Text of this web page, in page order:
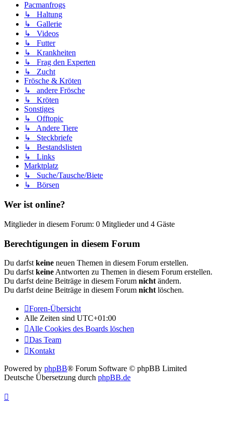
Pacmanfrogs
↳ Haltung
↳ Gallerie
↳ Videos
↳ Futter
↳ Krankheiten
↳ Frag den Experten
↳ Zucht
Frösche & Kröten
↳ andere Frösche
↳ Kröten
Sonstiges
↳ Offtopic
↳ Andere Tiere
↳ Steckbriefe
↳ Bestandslisten
↳ Links
Marktplatz
↳ Suche/Tausche/Biete
↳ Börsen
Wer ist online?
Mitglieder in diesem Forum: 0 Mitglieder und 4 Gäste
Berechtigungen in diesem Forum
Du darfst keine neuen Themen in diesem Forum erstellen.
Du darfst keine Antworten zu Themen in diesem Forum erstellen.
Du darfst deine Beiträge in diesem Forum nicht ändern.
Du darfst deine Beiträge in diesem Forum nicht löschen.
Foren-Übersicht
Alle Zeiten sind UTC+01:00
Alle Cookies des Boards löschen
Das Team
Kontakt
Powered by phpBB® Forum Software © phpBB Limited
Deutsche Übersetzung durch phpBB.de